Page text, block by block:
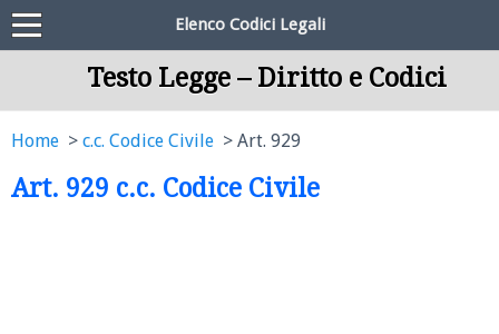
Elenco Codici Legali
Testo Legge – Diritto e Codici
Home c.c. Codice Civile Art. 929
Art. 929 c.c. Codice Civile